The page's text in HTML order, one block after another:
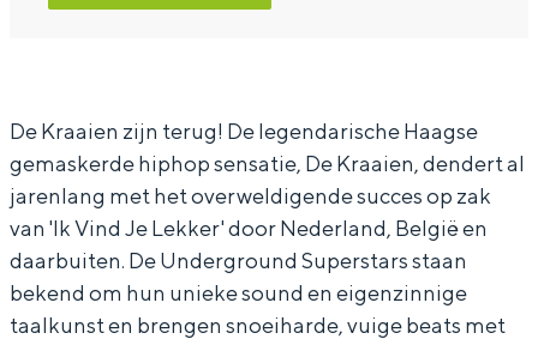
r
i
e
n
e
a
a
i
e
a
e
n
D
r
a
a
i
n
De Kraaien zijn terug! De legendarische Haagse
gemaskerde hiphop sensatie, De Kraaien, dendert al
jarenlang met het overweldigende succes op zak
van 'Ik Vind Je Lekker' door Nederland, België en
daarbuiten. De Underground Superstars staan
bekend om hun unieke sound en eigenzinnige
taalkunst en brengen snoeiharde, vuige beats met